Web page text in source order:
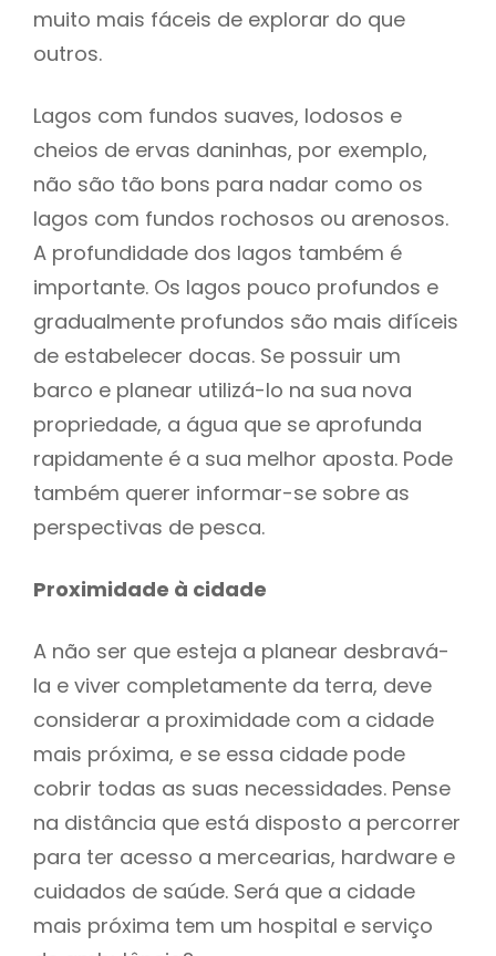
muito mais fáceis de explorar do que
outros.
Lagos com fundos suaves, lodosos e
cheios de ervas daninhas, por exemplo,
não são tão bons para nadar como os
lagos com fundos rochosos ou arenosos.
A profundidade dos lagos também é
importante. Os lagos pouco profundos e
gradualmente profundos são mais difíceis
de estabelecer docas. Se possuir um
barco e planear utilizá-lo na sua nova
propriedade, a água que se aprofunda
rapidamente é a sua melhor aposta. Pode
também querer informar-se sobre as
perspectivas de pesca.
Proximidade à cidade
A não ser que esteja a planear desbravá-
la e viver completamente da terra, deve
considerar a proximidade com a cidade
mais próxima, e se essa cidade pode
cobrir todas as suas necessidades. Pense
na distância que está disposto a percorrer
para ter acesso a mercearias, hardware e
cuidados de saúde. Será que a cidade
mais próxima tem um hospital e serviço